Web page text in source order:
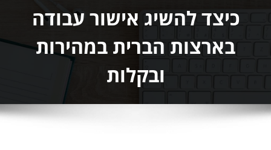
כיצד להשיג אישור עבודה
בארצות הברית במהירות
ובקלות